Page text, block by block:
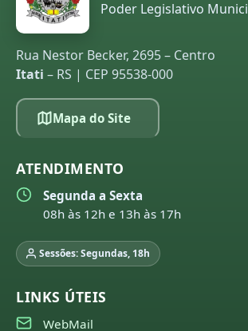
Poder Legislativo
Rua Nestor Becker, 2695 – Centro
Itati – RS | CEP 95538-000
Mapa do Site
ATENDIMENTO
Segunda a Sexta
08h às 12h e 13h às 17h
Sessões: Segundas, 18h
LINKS ÚTEIS
WebMail